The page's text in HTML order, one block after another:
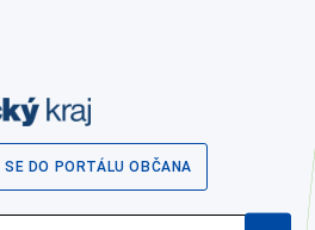
SE DO PORTÁLU OBČANA